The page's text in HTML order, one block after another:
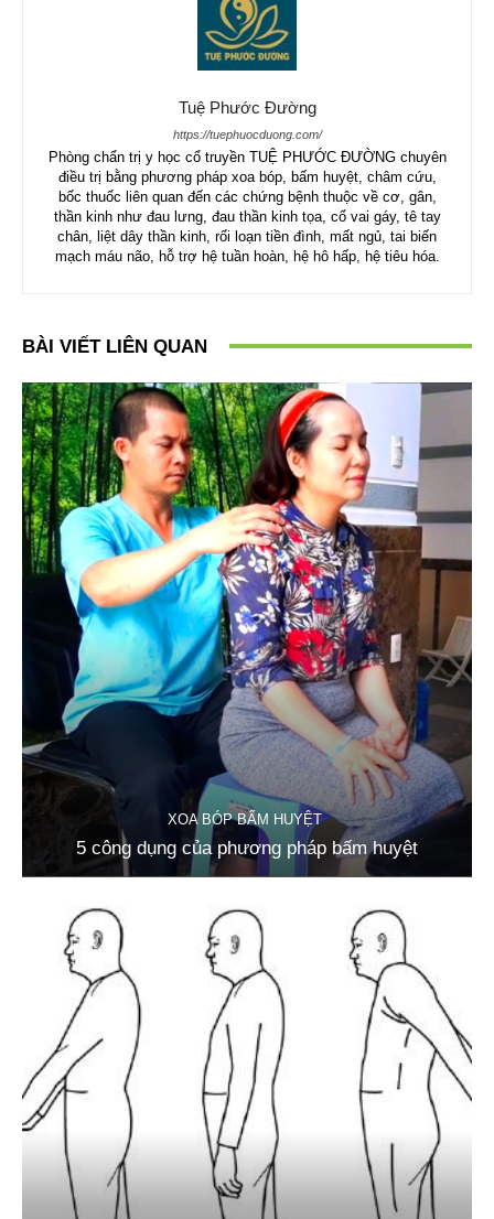
Tuệ Phước Đường
https://tuephuocduong.com/
Phòng chẩn trị y học cổ truyền TUỆ PHƯỚC ĐƯỜNG chuyên
điều trị bằng phương pháp xoa bóp, bấm huyệt, châm cứu,
bốc thuốc liên quan đến các chứng bệnh thuộc về cơ, gân,
thần kinh như đau lưng, đau thần kinh tọa, cổ vai gáy, tê tay
chân, liệt dây thần kinh, rối loạn tiền đình, mất ngủ, tai biến
mạch máu não, hỗ trợ hệ tuần hoàn, hệ hô hấp, hệ tiêu hóa.
BÀI VIẾT LIÊN QUAN
XOA BÓP BẤM HUYỆT
5 công dụng của phương pháp bấm huyệt